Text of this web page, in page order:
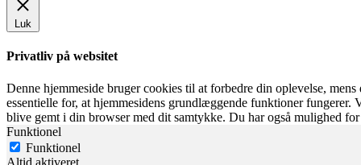
Luk
Privatliv på websitet
Denne hjemmeside bruger cookies til at forbedre din oplevelse,
essentielle for, at hjemmesidens grundlæggende funktioner
blive gemt i din browser med dit samtykke. Du har også mulighed
Funktionel
Funktionel
Altid aktiveret